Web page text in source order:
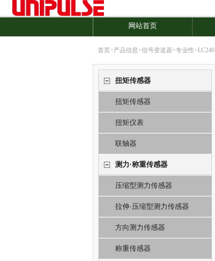
网站首页
首页>产品信息>信号变送器>专业性>LC240
扭矩传感器
扭矩传感器
扭矩仪表
联轴器
测力·称重传感器
压缩型测力传感器
拉伸·压缩型测力传感器
方向测力传感器
称重传感器